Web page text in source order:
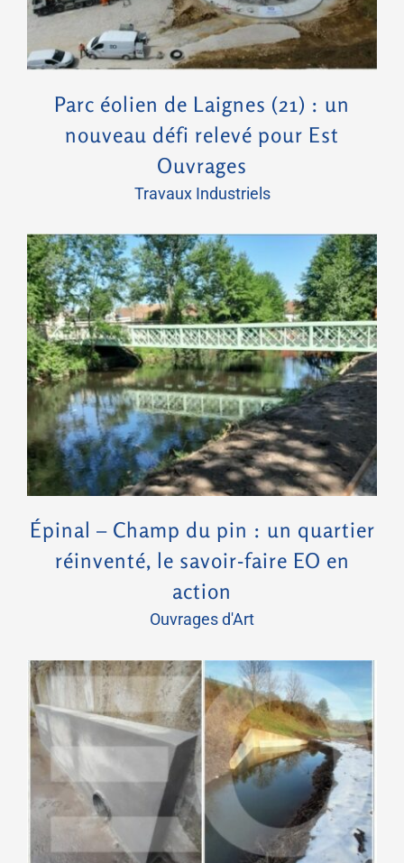
Parc éolien de Laignes (21) : un
nouveau défi relevé pour Est
Ouvrages
Travaux Industriels
Épinal – Champ du pin : un quartier
réinventé, le savoir-faire EO en
action
Ouvrages d'Art